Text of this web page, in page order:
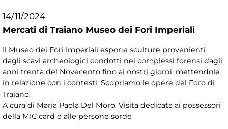
14/11/2024
Mercati di Traiano Museo dei Fori Imperiali
Il Museo dei Fori Imperiali espone sculture provenienti
dagli scavi archeologici condotti nei complessi forensi dagli
anni trenta del Novecento fino ai nostri giorni, mettendole
in relazione con i contesti. Scopriamo le opere del Foro di
Traiano.
A cura di Maria Paola Del Moro. Visita dedicata ai possessori
della MIC card e alle persone sorde